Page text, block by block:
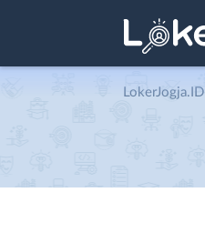
LokerJogja.ID